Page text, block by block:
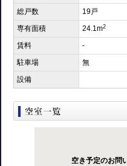
総戸数
19戸
専有面積
24.1m2
賃料
-
駐車場
無
設備
空き予定のお問